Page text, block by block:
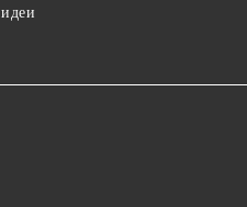
идеи